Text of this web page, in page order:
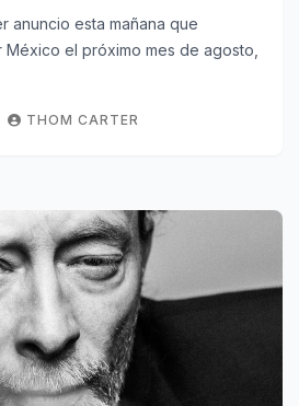
anuncio esta mañana que
el próximo mes de agosto,
THOM CARTER